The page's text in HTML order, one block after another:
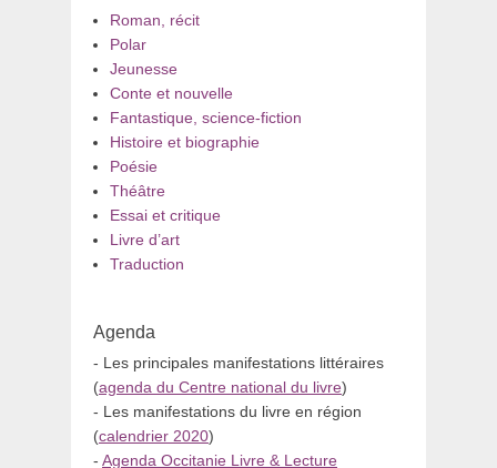
Roman, récit
Polar
Jeunesse
Conte et nouvelle
Fantastique, science-fiction
Histoire et biographie
Poésie
Théâtre
Essai et critique
Livre d’art
Traduction
Agenda
- Les principales manifestations littéraires
(agenda du Centre national du livre)
- Les manifestations du livre en région
(calendrier 2020)
- Agenda Occitanie Livre & Lecture